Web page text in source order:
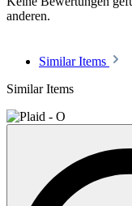
anderen.
Similar Items
Similar Items